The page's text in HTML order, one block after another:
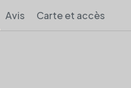
Avis Carte et accès